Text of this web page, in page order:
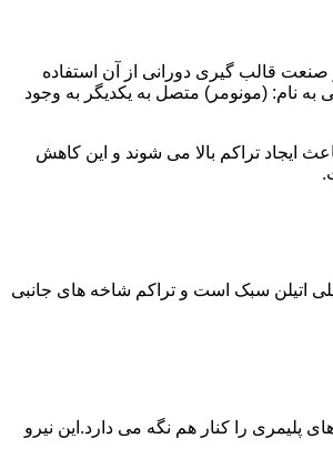
پلی اتیلن بود که در صنعت قالب گیری دورانی از آن استفاده
به نام: (مونومر) متصل به یکدیگر به وجود
ایجاد تراکم بالا می شوند و این کاهش
هیدروژن و کربن تشکیل می شود.فرق در این مورد می باشد که طول زنجیره های پلی اتیلن سنگین ۵۰ بار بلندتر از پلی اتیلن سبک است و تراکم شاخه های جانبی
پلیمری را کنار هم نگه می دارد.این نیرو